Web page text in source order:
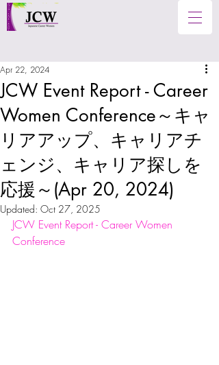
JCW Event Report - Career
Women Conference～キャ
リアアップ、キャリアチ
ェンジ、キャリア探しを
応援～(Apr 20, 2024)
Apr 22, 2024
Updated: Oct 27, 2025
JCW Event Report - Career Women
Conference